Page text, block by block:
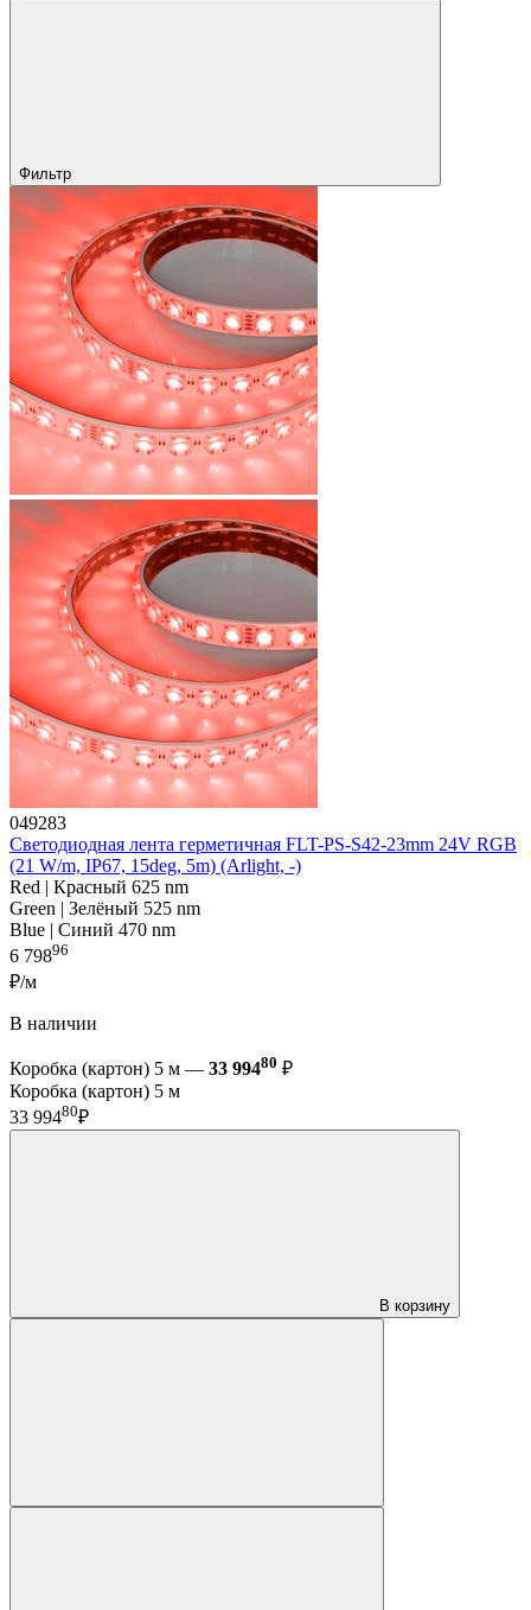
Фильтр
049283
Светодиодная лента герметичная FLT-PS-S42-23mm 24V RGB
(21 W/m, IP67, 15deg, 5m) (Arlight, -)
Red | Красный 625 nm
Green | Зелёный 525 nm
Blue | Синий 470 nm
6 79896
₽/м
В наличии
Коробка (картон) 5 м — 33 99480 ₽
Коробка (картон) 5 м
33 99480₽
В корзину